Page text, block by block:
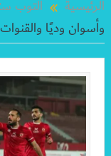
الرئيسية
التوب
وأسوان وديًا والقنوات